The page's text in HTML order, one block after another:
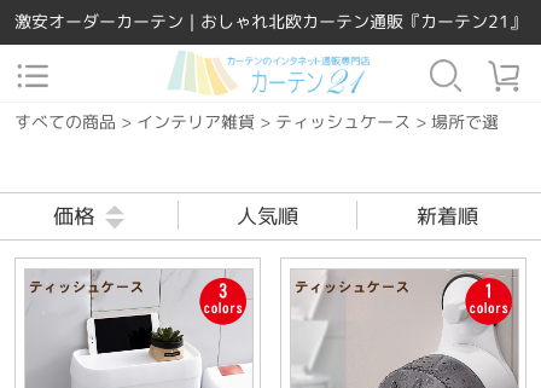
激安オーダーカーテン｜おしゃれ北欧カーテン通販『カーテン21』
すべての商品 > インテリア雑貨> ティッシュケース > 場所で選ぶ
価格 人気順 新着順